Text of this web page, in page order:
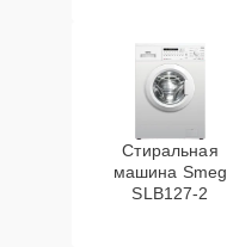
Стиральная
машина Smeg
SLB127-2